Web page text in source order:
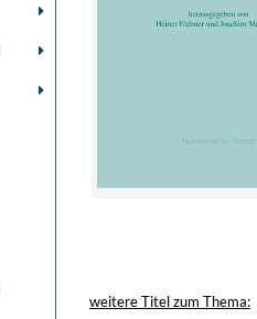
weitere Titel zum Thema: